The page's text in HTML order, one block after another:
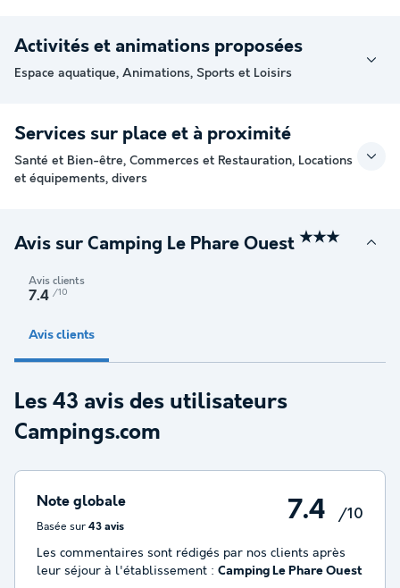
Activités et animations proposées
Espace aquatique, Animations, Sports et Loisirs
Services sur place et à proximité
Santé et Bien-être, Commerces et Restauration, Locations
et équipements, divers
Avis sur Camping Le Phare Ouest ★★★
Avis clients
7.4 /10
Avis clients
Les 43 avis des utilisateurs
Campings.com
Note globale
Basée sur 43 avis
7.4 /10
Les commentaires sont rédigés par nos clients après
leur séjour à l'établissement : Camping Le Phare Ouest